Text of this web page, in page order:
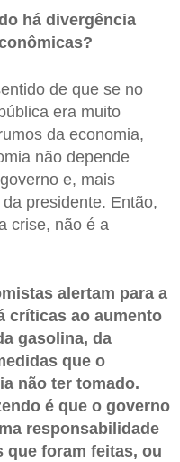
há divergência
de que se no
era muito
da economia,
não depende
e, mais
presidente. Então,
crise, não é a
alertam para a
críticas ao aumento
gasolina, da
que o
não ter tomado.
é que o governo
responsabilidade
que foram feitas, ou